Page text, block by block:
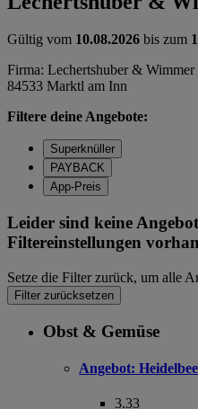
Gültig vom 10.08.2026 bis zum
Firma: Lechertshuber &
84533 Marktl am Inn
Filtere deine Angebote:
Superknüller
PAYBACK
App-Preis
Leider sind keine
Filtereinstellungen
Setze die Filter zurück, um alle
Filter zurücksetzen
Obst & Gemüse
Angebot:
3.33